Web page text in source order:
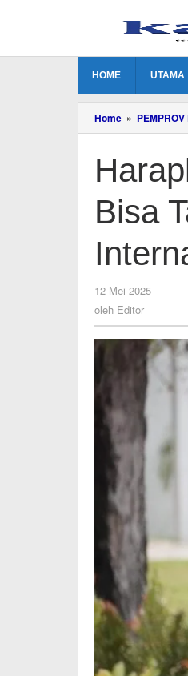
HOME UTAMA
Home »
Bisa
12 Mei 2025
oleh Editor